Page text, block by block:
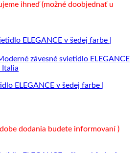
ihneď (možné doobjednať u
ELEGANCE v šedej farbe |
dodania budete informovaní )